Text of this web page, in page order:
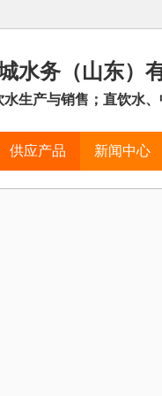
水务（山东）
水生产与销售；直饮水
供应产品 新闻中心